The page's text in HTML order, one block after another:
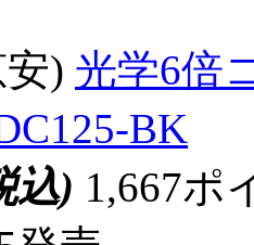
) 光学6倍
BK
込) 1,667ポ